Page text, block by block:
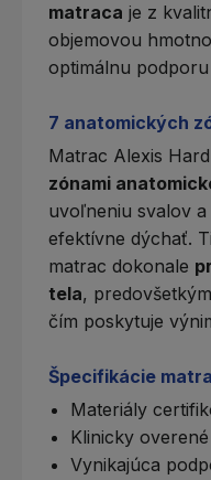
matraca je z
objemovou
optimálnu
7 anatomických
Matrac Alexis
zónami
uvoľneniu svalov
efektívne dýchať.
matrac dokonale
tela,
čím poskytuje
Špecifikácie
Materiály
Klinicky
Vynikajúca